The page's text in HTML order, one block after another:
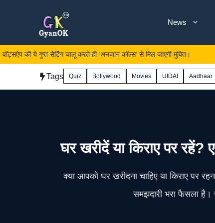
News
सेटिंग चालू करते ही ‘अनजान कॉल्स’ से मिल जाएगी मुक्ति।
Tags Quiz Bollywood Movies UIDAI Aadhaar
घर खरीदें या किराए पर रहें?
क्या आपको घर खरीदना चाहिए या किराए पर
समझदारी भरा फैसला है।